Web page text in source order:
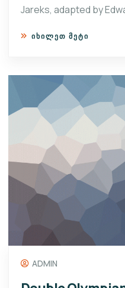
Jareks, adapted by
ᲘᲮᲘᲚᲔᲗ ᲛᲔᲢᲘ
ADMIN